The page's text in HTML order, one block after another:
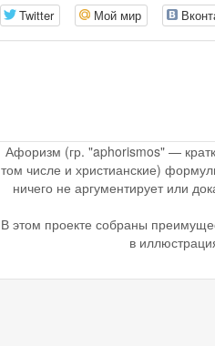
Twitter Мой мир
Афоризм (гр. "aphorismos" —
том числе и христианские)
ничего не аргументирует или
В этом проекте собраны
в